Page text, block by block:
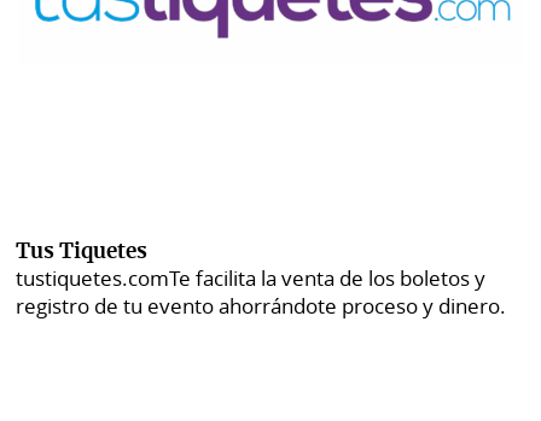
Tus Tiquetes
tustiquetes.comTe facilita la venta de los boletos y
registro de tu evento ahorrándote proceso y dinero.